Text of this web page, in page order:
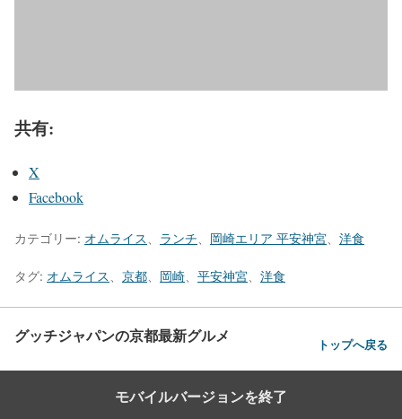
共有:
X
Facebook
カテゴリー: オムライス ランチ 岡崎エリア 平安神宮 洋食
タグ: オムライス 京都 岡崎 平安神宮 洋食
グッチジャパンの京都最新グルメ トップへ戻る
モバイルバージョンを終了